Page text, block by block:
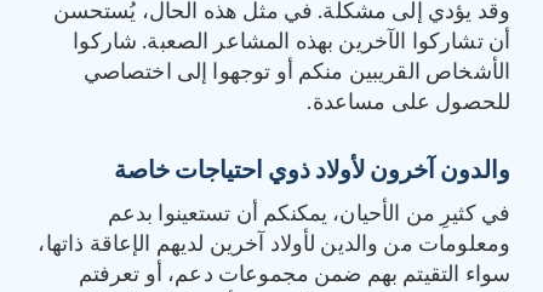
وقد يؤدي إلى مشكلة. في مثل هذه الحال، يُستحسن
أن تشاركوا الآخرين بهذه المشاعر الصعبة. شاركوا
الأشخاص القريبين منكم أو توجهوا إلى اختصاصي
للحصول على مساعدة.
والدون آخرون لأولاد ذوي احتياجات خاصة
في كثيرِ من الأحيان، يمكنكم أن تستعينوا بدعم
ومعلومات من والدين لأولاد آخرين لديهم الإعاقة ذاتها،
سواء التقيتم بهم ضمن مجموعات دعم، أو تعرفتم